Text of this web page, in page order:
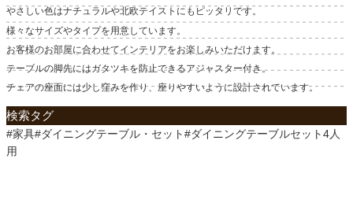
やさしい色はナチュラルや北欧テイストにもピッタリです。
様々なサイズやタイプを用意しています。
お客様のお部屋に合わせてインテリアをお楽しみいただけます。
テーブルの脚先にはガタツキを防止できるアジャスター付き。
チェアの座面には少し窪みを作り、座りやすいように設計されています。
検索タグ
#家具#ダイニングテーブル・セット#ダイニングテーブルセット4人
用